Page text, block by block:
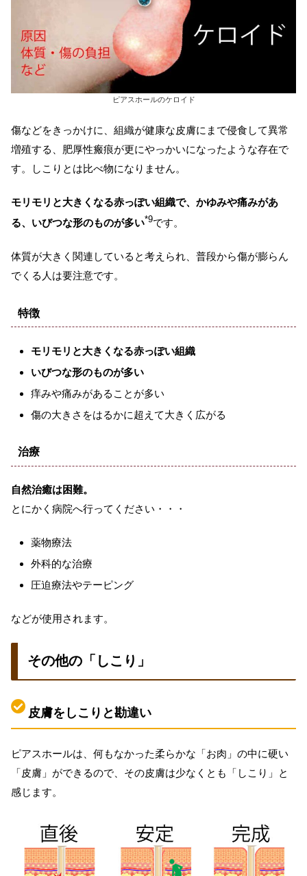
ピアスホールのケロイド
傷などをきっかけに、組織が健康な皮膚にまで侵食して異常
増殖する、肥厚性瘢痕が更にやっかいになったような存在で
す。しこりとは比べ物になりません。
モリモリと大きくなる赤っぽい組織で、かゆみや痛みがあ
る、いびつな形のものが多い*9です。
体質が大きく関連していると考えられ、普段から傷が膨らん
でくる人は要注意です。
特徴
モリモリと大きくなる赤っぽい組織
いびつな形のものが多い
痒みや痛みがあることが多い
傷の大きさをはるかに超えて大きく広がる
治療
自然治癒は困難。
とにかく病院へ行ってください・・・
薬物療法
外科的な治療
圧迫療法やテーピング
などが使用されます。
その他の「しこり」
皮膚をしこりと勘違い
ピアスホールは、何もなかった柔らかな「お肉」の中に硬い
「皮膚」ができるので、その皮膚は少なくとも「しこり」と
感じます。